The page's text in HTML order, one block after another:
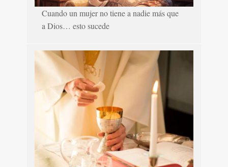
Cuando un mujer no tiene a nadie más que
a Dios… esto sucede